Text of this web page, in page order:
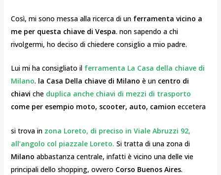
Così, mi sono messa alla ricerca di unferramenta vicino a
me per questa chiave di Vespa. non sapendo a chi
rivolgermi, ho deciso di chiedere consiglio a mio padre.
Lui mi ha consigliato il ferramenta La Casa della chiave di
Milano. la Casa Della chiave di Milano è uncentro di
chiavi che duplica anche chiavi di mezzi di trasporto
come per esempio moto, scooter, auto, camion eccetera
si trova in zona Loreto, di preciso in Viale Abruzzi 92,
all’angolo col piazzale Loreto. Si tratta di una zona di
Milano abbastanza centrale, infatti è vicino una delle vie
principali dello shopping, ovvero Corso Buenos Aires.